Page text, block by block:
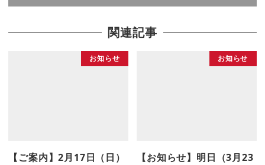
関連記事
お知らせ
【ご案内】2月17日（日）
お知らせ
【お知らせ】明日（3月23